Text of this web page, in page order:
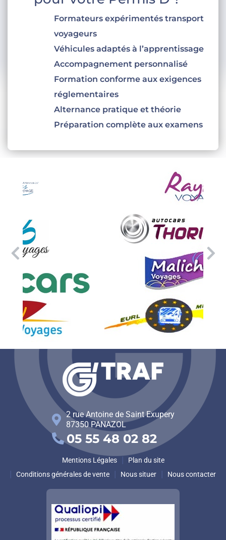
Formateurs expérimentés transport
voyageurs
Véhicules adaptés à l’apprentissage
Accompagnement personnalisé
Formation conforme aux exigences
réglementaires
Alternance pratique et théorie
Préparation complète aux examens
Précédent
2 rue Antoine de Saint Exupery
87350 PANAZOL
05 55 48 02 82
Mentions Légales
Plan du site
Conditions générales de vente
Nous situer